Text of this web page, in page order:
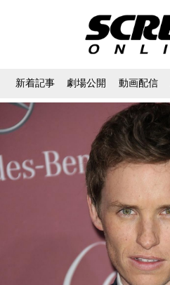
新着記事 劇場公開 動画配信